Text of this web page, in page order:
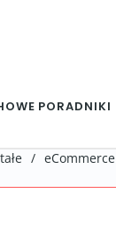
PORADNIKI
/ eCommerce